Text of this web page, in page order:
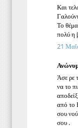
Και
Το
πολύ η
21
Άσε ρε
να το
από το
σου
σου .